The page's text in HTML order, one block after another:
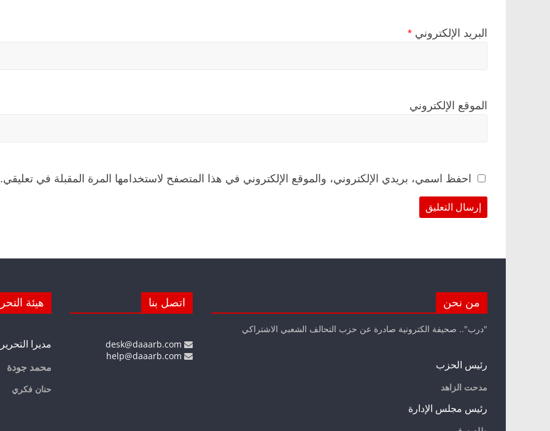
البريد الإلكتروني *
الموقع الإلكتروني
احفظ اسمي، بريدي الإلكتروني، والموقع الإلكتروني في هذا المتصفح لاستخدامها المرة المقبلة في تعليقي.
من نحن
"درب".. صحيفة الكترونية صادرة عن حزب التحالف الشعبي الاشتراكي
رئيس الحزب
مدحت الزاهد
رئيس مجلس الإدارة
اتصل بنا هيئة
مديرا التحرير
محمد جودة
حنان فكري